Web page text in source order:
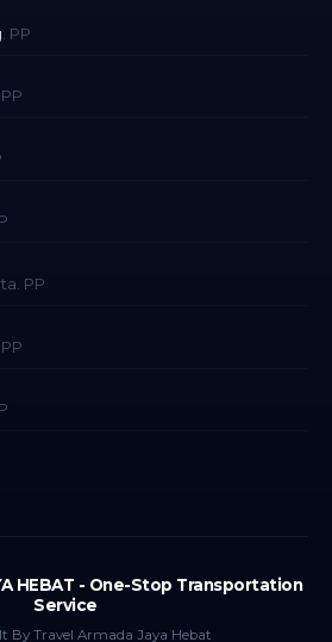
. PP
PP
. PP
HEBAT - One-Stop Transportation
Service
By Travel Armada Jaya Hebat